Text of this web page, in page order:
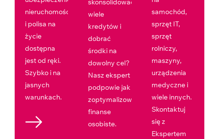
nieruchomości
i polisa na
życie
dostępna
jest od ręki.
Szybko i na
jasnych
warunkach.
skonsolidować
wiele
kredytów i
dobrać
środki na
dowolny cel?
Nasz ekspert
podpowie jak
zoptymalizować
finanse
osobiste.
samochód,
sprzęt IT,
sprzęt
rolniczy,
maszyny,
urządzenia
medyczne i
wiele innych.
Skontaktuj
się z
Ekspertem